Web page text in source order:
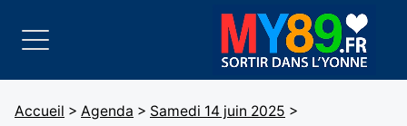
Accueil > Agenda > Samedi 14 juin 2025 >